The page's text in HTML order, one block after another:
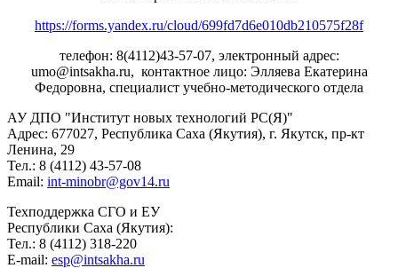
https://forms.yandex.ru/cloud/699fd7d6e010db210575f28f
телефон: 8(4112)43-57-07, электронный адрес:
umo@intsakha.ru, контактное лицо: Элляева Екатерина
Федоровна, специалист учебно-методического отдела
АУ ДПО "Институт новых технологий РС(Я)"
Адрес: 677027, Республика Саха (Якутия), г. Якутск, пр-кт
Ленина, 29
Тел.: 8 (4112) 43-57-08
Email: int-minobr@gov14.ru
Техподдержка СГО и ЕУ
Республики Саха (Якутия):
Тел.: 8 (4112) 318-220
E-mail: esp@intsakha.ru